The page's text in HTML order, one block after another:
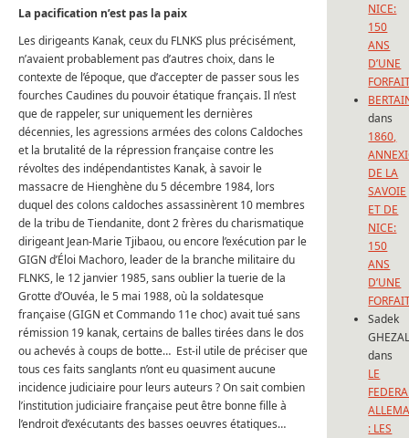
La pacification n’est pas la paix
Les dirigeants Kanak, ceux du FLNKS plus précisément,
n’avaient probablement pas d’autres choix, dans le
contexte de l’époque, que d’accepter de passer sous les
fourches Caudines du pouvoir étatique français. Il n’est
que de rappeler, sur uniquement les dernières
décennies, les agressions armées des colons Caldoches
et la brutalité de la répression française contre les
révoltes des indépendantistes Kanak, à savoir le
massacre de Hienghène du 5 décembre 1984, lors
duquel des colons caldoches assassinèrent 10 membres
de la tribu de Tiendanite, dont 2 frères du charismatique
dirigeant Jean-Marie Tjibaou, ou encore l’exécution par le
GIGN d’Éloi Machoro, leader de la branche militaire du
FLNKS, le 12 janvier 1985, sans oublier la tuerie de la
Grotte d’Ouvéa, le 5 mai 1988, où la soldatesque
française (GIGN et Commando 11e choc) avait tué sans
rémission 19 kanak, certains de balles tirées dans le dos
ou achevés à coups de botte… Est-il utile de préciser que
tous ces faits sanglants n’ont eu quasiment aucune
incidence judiciaire pour leurs auteurs ? On sait combien
l’institution judiciaire française peut être bonne fille à
l’endroit d’exécutants des basses oeuvres étatiques…
NICE:
150
ANS
D’UNE
dans
1860,
DE LA
SAVOIE
ET DE
NICE:
150
ANS
D’UNE
Sadek
dans
LE
: LES